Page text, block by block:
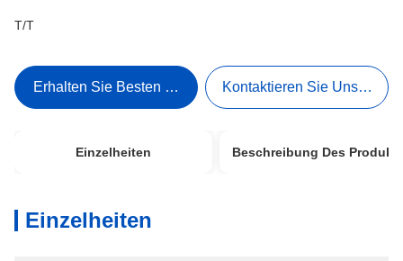
T/T
Erhalten Sie Besten Preis Kontaktieren Sie Uns Jetzt
Einzelheiten Beschreibung Des
Einzelheiten